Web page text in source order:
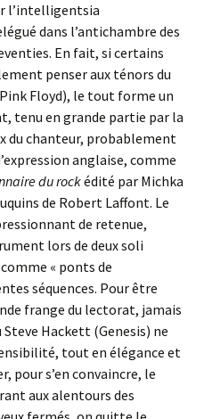
l’intelligentsia
dans l’antichambre des
En fait, si certains
penser aux ténors du
Floyd), le tout forme un
tenu en grande partie par la
du chanteur, probablement
anglaise, comme
du rockédité par Michka
de Robert Laffont. Le
de retenue,
lors de deux soli
« ponts de
séquences. Pour être
frange du lectorat, jamais
Hackett (Genesis) ne
tout en élégance et
pour s’en convaincre, le
aux alentours des